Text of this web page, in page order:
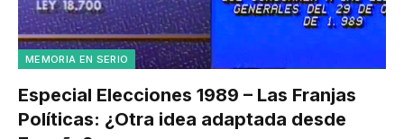
MEMORIA EN SERIO
Especial Elecciones 1989 – Las Franjas
Políticas: ¿Otra idea adaptada desde